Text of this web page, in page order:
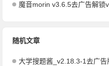
魔音morin v3.6.5去广告解锁
随机文章
大学搜题酱_v2.18.3-1去广告